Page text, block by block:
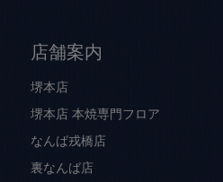
店舗案内
堺本店
堺本店 本焼専門フロア
なんば戎橋店
裏なんば店